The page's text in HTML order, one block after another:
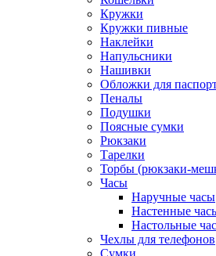
Кружки
Кружки пивные
Наклейки
Напульсники
Нашивки
Обложки для
Пеналы
Подушки
Поясные сумки
Рюкзаки
Тарелки
Торбы (рюкзаки-
Часы
Наручные часы
Настенные
Настольные
Чехлы для телефонов
Сумки